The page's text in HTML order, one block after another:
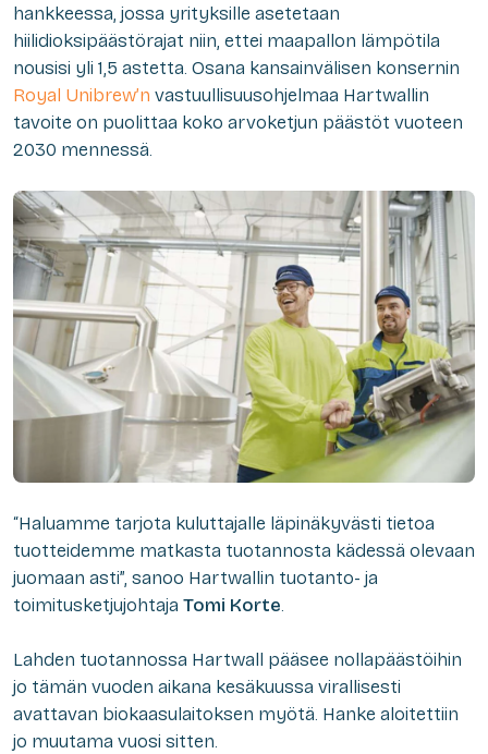
hankkeessa, jossa yrityksille asetetaan
hiilidioksipäästörajat niin, ettei maapallon lämpötila
nousisi yli 1,5 astetta. Osana kansainvälisen konsernin
Royal Unibrew’n vastuullisuusohjelmaa Hartwallin
tavoite on puolittaa koko arvoketjun päästöt vuoteen
2030 mennessä.
“Haluamme tarjota kuluttajalle läpinäkyvästi tietoa
tuotteidemme matkasta tuotannosta kädessä olevaan
juomaan asti”, sanoo Hartwallin tuotanto- ja
toimitusketjujohtaja Tomi Korte.
Lahden tuotannossa Hartwall pääsee nollapäästöihin
jo tämän vuoden aikana kesäkuussa virallisesti
avattavan biokaasulaitoksen myötä. Hanke aloitettiin
jo muutama vuosi sitten.